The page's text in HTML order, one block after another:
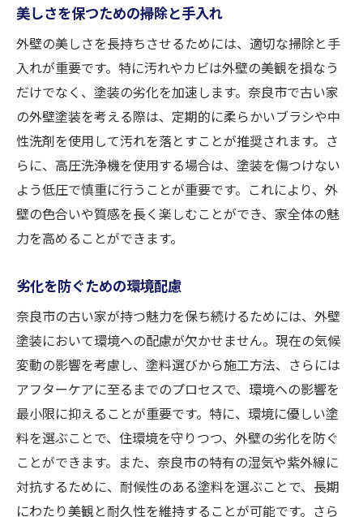
美しさを保つための掃除と手入れ
外壁の美しさを長持ちさせるためには、適切な掃除と手
入れが重要です。特に汚れやカビは外壁の美観を損なう
だけでなく、塗装の劣化を加速します。奈良市で古い家
の外壁塗装を考える際は、定期的に柔らかいブラシや中
性洗剤を使用して汚れを落とすことが推奨されます。さ
らに、高圧洗浄機を使用する場合は、塗装を傷つけない
よう低圧で慎重に行うことが重要です。これにより、外
壁の色合いや質感を長く楽しむことができ、家全体の魅
力を高めることができます。
劣化を防ぐための環境配慮
奈良市の古い家が持つ魅力を保ち続けるためには、外壁
塗装において環境への配慮が欠かせません。現在の気候
変動の影響を考慮し、塗料選びから施工方法、さらには
アフターケアに至るまでのプロセスで、環境への影響を
最小限に抑えることが重要です。特に、環境に優しい塗
料を選ぶことで、住環境を守りつつ、外壁の劣化を防ぐ
ことができます。また、奈良市の特有の湿気や紫外線に
対抗するために、耐候性のある塗料を選ぶことで、長期
にわたり美観と耐久性を維持することが可能です。さら